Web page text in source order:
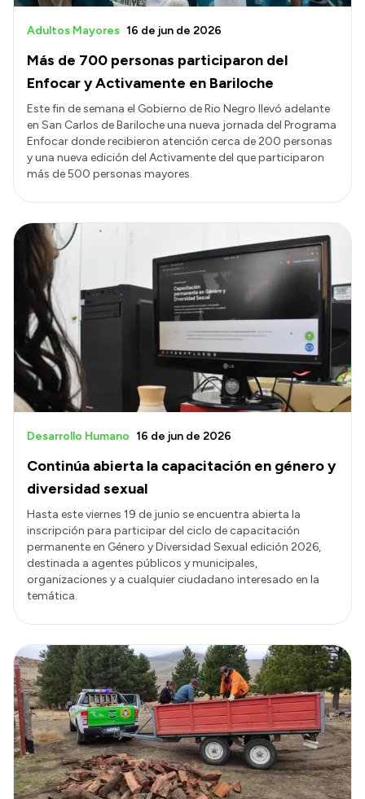
Más de 700 personas participaron del
Enfocar y Activamente en Bariloche
Adultos Mayores 16 de jun de 2026
Este fin de semana el Gobierno de Rio Negro llevó adelante
en San Carlos de Bariloche una nueva jornada del Programa
Enfocar donde recibieron atención cerca de 200 personas
y una nueva edición del Activamente del que participaron
más de 500 personas mayores.
Continúa abierta la capacitación en género y
diversidad sexual
Desarrollo Humano 16 de jun de 2026
Hasta este viernes 19 de junio se encuentra abierta la
inscripción para participar del ciclo de capacitación
permanente en Género y Diversidad Sexual edición 2026,
destinada a agentes públicos y municipales,
organizaciones y a cualquier ciudadano interesado en la
temática.